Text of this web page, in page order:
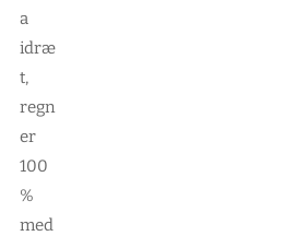
a
idræ
t,
regn
er
100
%
med